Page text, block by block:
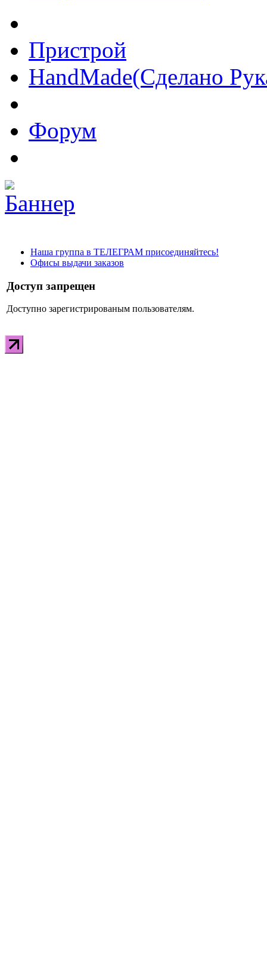
Пристрой
HandMade(Сделано
Форум
Наша группа в ТЕЛЕГРАМ присоединяйтесь!
Офисы выдачи заказов
Доступ запрещен
Доступно зарегистрированым пользователям.